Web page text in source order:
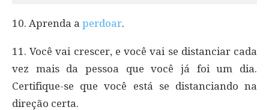
10. Aprenda a perdoar.
11. Você vai crescer, e você vai se distanciar cada
vez mais da pessoa que você já foi um dia.
Certifique-se que você está se distanciando na
direção certa.